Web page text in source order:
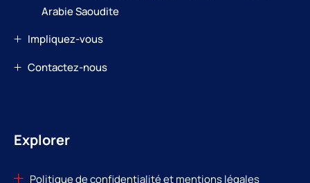
Arabie Saoudite
Impliquez-vous
Contactez-nous
Explorer
Politique de confidentialité et mentions légales